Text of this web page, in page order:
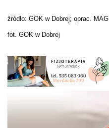
źródło: GOK w Dobrej; oprac. MAG
fot. GOK w Dobrej